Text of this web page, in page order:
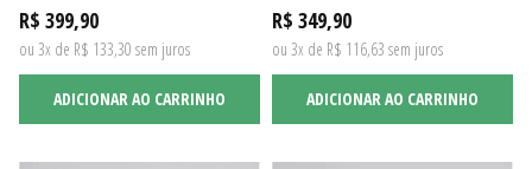
R$ 399,90
ou 3x de R$ 133,30 sem juros
ADICIONAR AO CARRINHO
R$ 349,90
ou 3x de R$ 116,63 sem juros
ADICIONAR AO CARRINHO